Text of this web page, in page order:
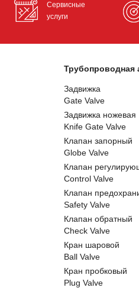
Сервисные
услуги
Трубопроводная
Задвижка
Gate Valve
Задвижка ножевая
Knife Gate Valve
Клапан запорный
Globe Valve
Клапан
Control Valve
Клапан
Safety Valve
Клапан обратный
Check Valve
Кран шаровой
Ball Valve
Кран пробковый
Plug Valve